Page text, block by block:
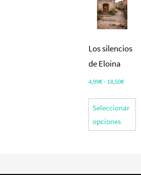
Los silencios
de Eloína
4,99€- 18,50€Rango
Seleccionar
opciones